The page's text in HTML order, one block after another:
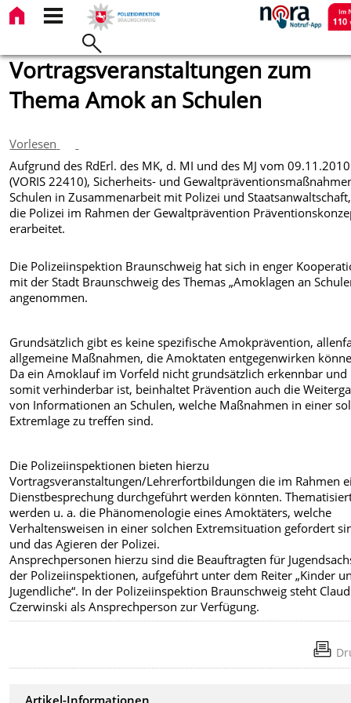
Vortragsveranstaltungen zum
Thema Amok an Schulen
Vorlesen
Aufgrund des RdErl. des MK, d. MI und des MJ vom 09.11.2010
(VORIS 22410), Sicherheits- und
Schulen in Zusammenarbeit mit Polizei und
die Polizei im Rahmen der Gewaltprävention
erarbeitet.
Die Polizeiinspektion Braunschweig hat sich in enger
mit der Stadt Braunschweig des Themas „Amoklagen an
angenommen.
Grundsätzlich gibt es keine spezifische Amokprävention,
allgemeine Maßnahmen, die Amoktaten entgegenwirken
Da ein Amoklauf im Vorfeld nicht grundsätzlich erkennbar und
somit verhinderbar ist, beinhaltet Prävention auch die
von Informationen an Schulen, welche Maßnahmen in einer
Extremlage zu treffen sind.
Die Polizeiinspektionen bieten hierzu
Vortragsveranstaltungen/Lehrerfortbildungen die im Rahmen
Dienstbesprechung durchgeführt werden könnten.
werden u. a. die Phänomenologie eines Amoktäters, welche
Verhaltensweisen in einer solchen Extremsituation gefordert
und das Agieren der Polizei.
Ansprechpersonen hierzu sind die Beauftragten für
der Polizeiinspektionen, aufgeführt unter dem Reiter „Kinder
Jugendliche“. In der Polizeiinspektion Braunschweig steht
Czerwinski als Ansprechperson zur Verfügung.